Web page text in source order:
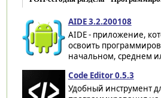
AIDE 3.2.200108
AIDE - приложение,
освоить
начальном, среднем
Code Editor 0.5.3
Удобный инструмент